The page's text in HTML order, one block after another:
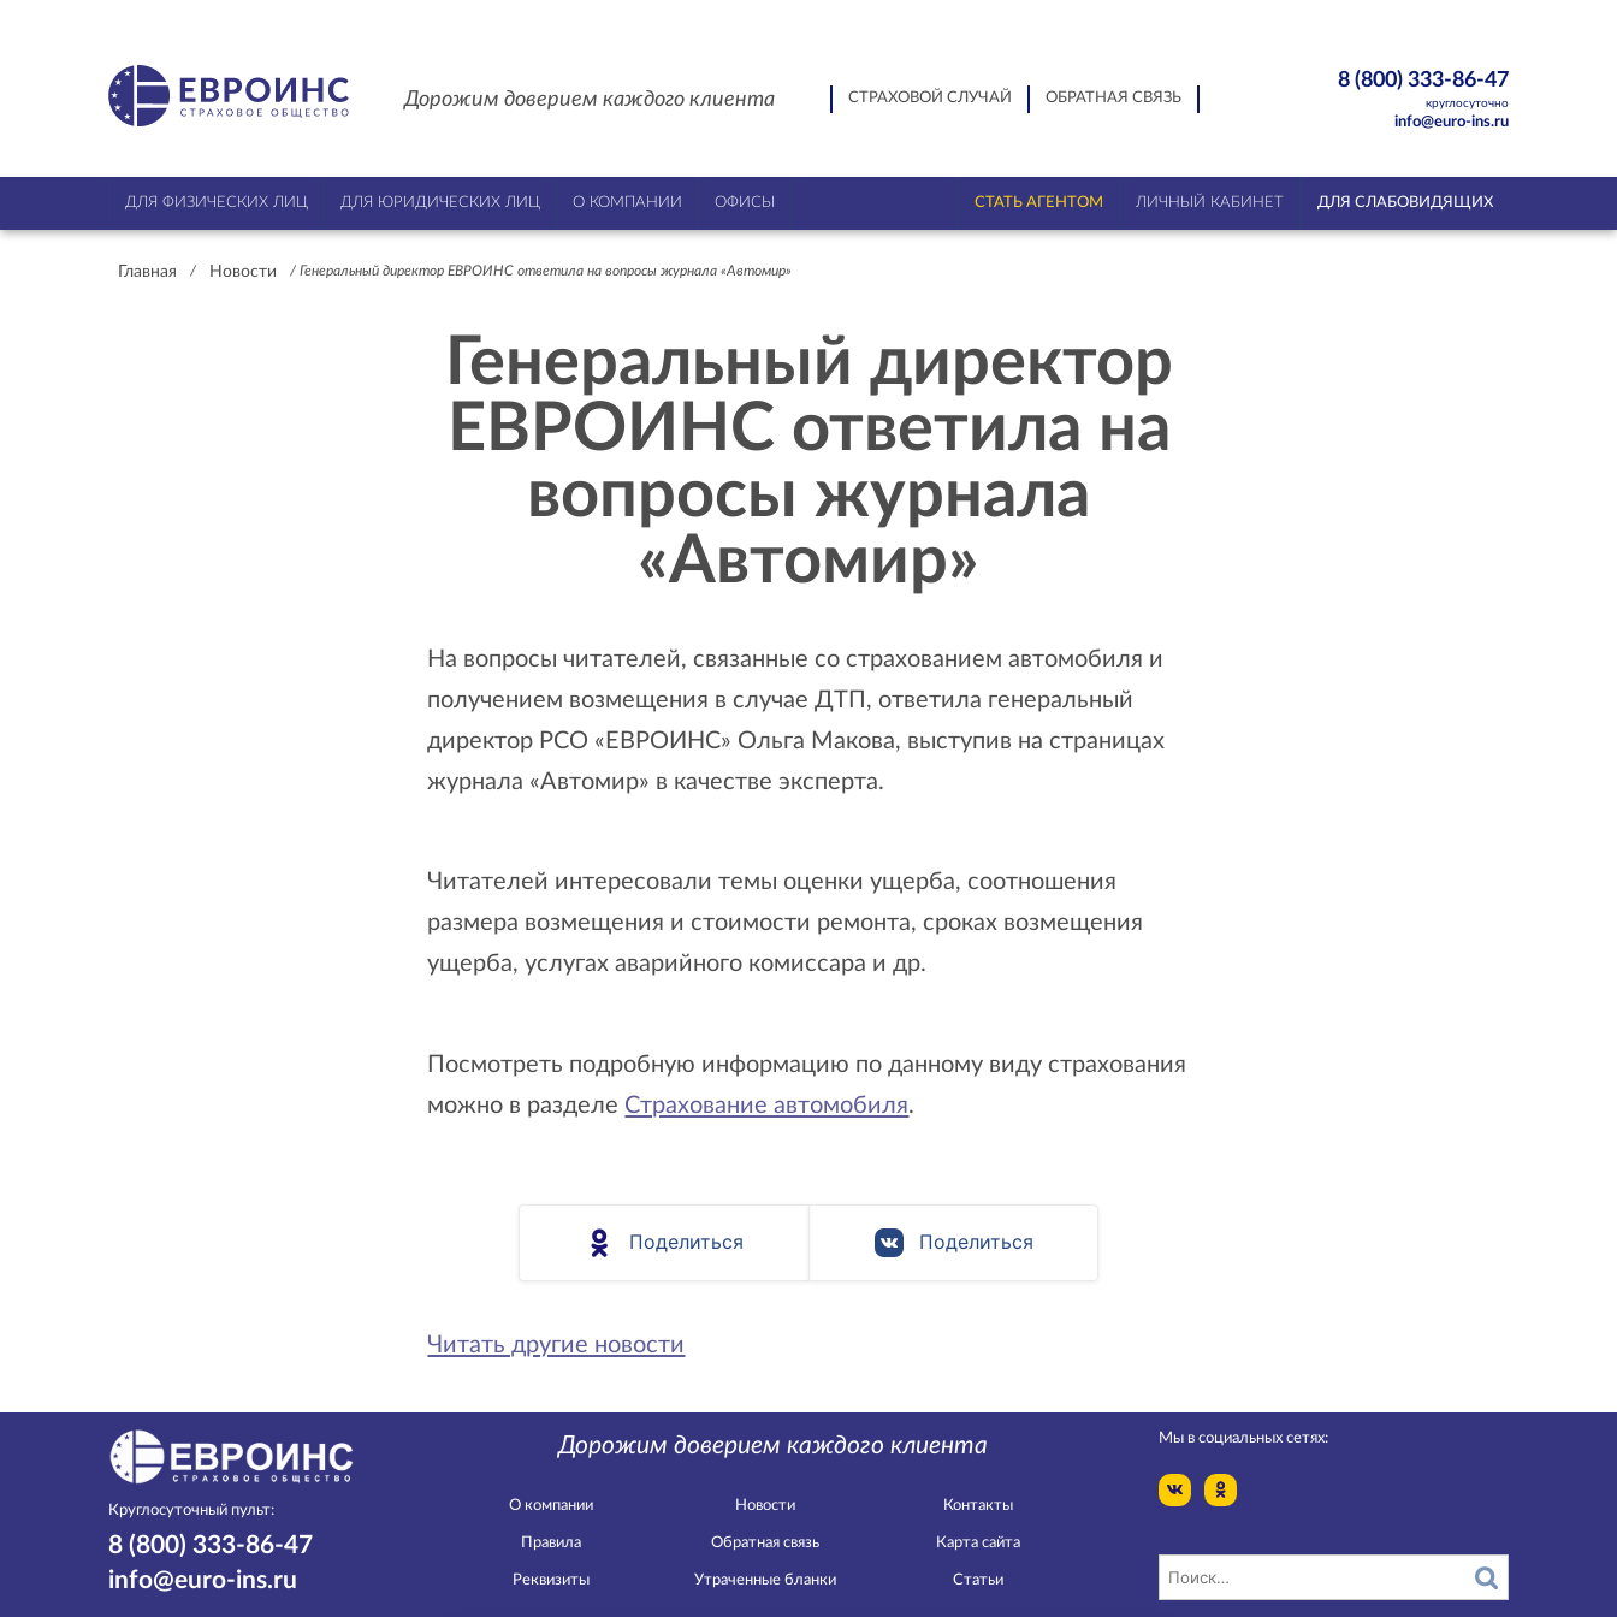
Дорожим доверием каждого клиента СТРАХОВОЙ СЛУЧАЙ ОБРАТНАЯ СВЯЗЬ
8 (800) 333-86-47
круглосуточно
info@euro-ins.ru
ДЛЯ ФИЗИЧЕСКИХ ЛИЦ ДЛЯ ЮРИДИЧЕСКИХ ЛИЦ О КОМПАНИИ ОФИСЫ СТАТЬ АГЕНТОМ ЛИЧНЫЙ КАБИНЕТ ДЛЯ СЛАБОВИДЯЩИХ
Главная / Новости / Генеральный директор ЕВРОИНС ответила на вопросы журнала «Автомир»
Генеральный директор
ЕВРОИНС ответила на
вопросы журнала
«Автомир»
На вопросы читателей, связанные со страхованием автомобиля и
получением возмещения в случае ДТП, ответила генеральный
директор РСО «ЕВРОИНС» Ольга Макова, выступив на страницах
журнала «Автомир» в качестве эксперта.
Читателей интересовали темы оценки ущерба, соотношения
размера возмещения и стоимости ремонта, сроках возмещения
ущерба, услугах аварийного комиссара и др.
Посмотреть подробную информацию по данному виду страхования
можно в разделе Страхование автомобиля.
Поделиться Поделиться
Читать другие новости
Круглосуточный пульт:
8 (800) 333-86-47
info@euro-ins.ru
Дорожим доверием каждого клиента
О компании
Правила
Реквизиты
Новости
Обратная связь
Утраченные бланки
Контакты
Карта сайта
Статьи
Мы в социальных сетях: